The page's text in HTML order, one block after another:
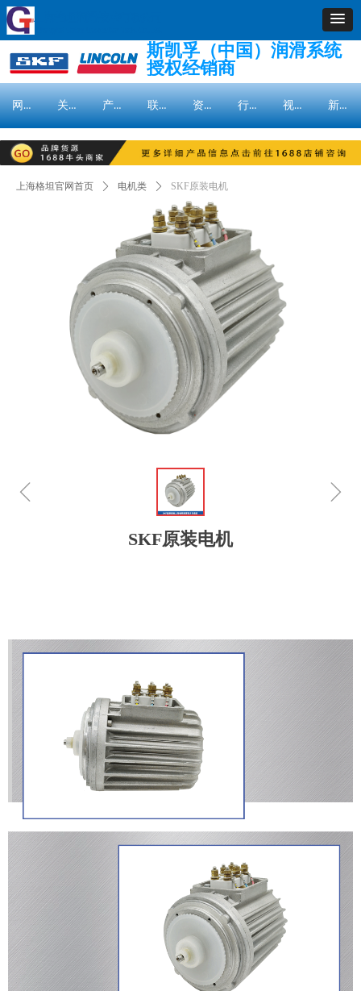
网站首页
网站首页
关于我们
关于我们
产品中心
产品中心
联系我们
联系我们
资料下载
资料下载
行业解决方案
行业解决方案
视频欣赏
视频欣赏
新闻资讯
新闻资讯
斯凯孚（中国）润滑系统
授权经销商
上海格坦官网首页 ꄲ 电机类 ꄲ SKF原装电机
ꁆ ꁇ
SKF原装电机